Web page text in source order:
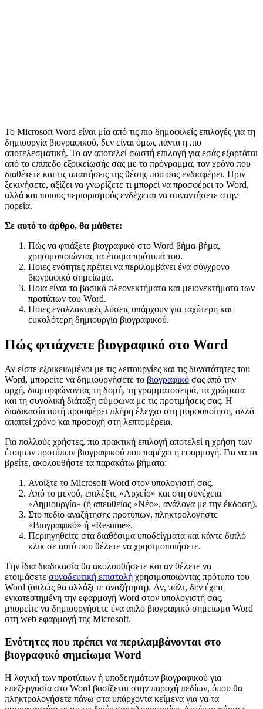
Το Microsoft Word είναι μία από τις πιο δημοφιλείς επιλογές για τη
δημιουργία βιογραφικού, δεν είναι όμως πάντα η πιο
αποτελεσματική. Το αν αποτελεί σωστή επιλογή για εσάς εξαρτάται
από το επίπεδο εξοικείωσής σας με το πρόγραμμα, τον χρόνο που
διαθέτετε και τις απαιτήσεις της θέσης που σας ενδιαφέρει. Πριν
ξεκινήσετε, αξίζει να γνωρίζετε τι μπορεί να προσφέρει το Word,
αλλά και ποιους περιορισμούς ενδέχεται να συναντήσετε στην
πορεία.
Σε αυτό το άρθρο, θα μάθετε:
Πώς να φτιάξετε βιογραφικό στο Word βήμα-βήμα,
χρησιμοποιώντας τα έτοιμα πρότυπά του.
Ποιες ενότητες πρέπει να περιλαμβάνει ένα σύγχρονο
βιογραφικό σημείωμα.
Ποια είναι τα βασικά πλεονεκτήματα και μειονεκτήματα των
προτύπων του Word.
Ποιες εναλλακτικές λύσεις υπάρχουν για ταχύτερη και
ευκολότερη δημιουργία βιογραφικού.
Πώς φτιάχνετε βιογραφικό στο Word
Αν είστε εξοικειωμένοι με τις λειτουργίες και τις δυνατότητες του
Word, μπορείτε να δημιουργήσετε το βιογραφικό σας από την
αρχή, διαμορφώνοντας τη δομή, τη γραμματοσειρά, τα χρώματα
και τη συνολική διάταξη σύμφωνα με τις προτιμήσεις σας. Η
διαδικασία αυτή προσφέρει πλήρη έλεγχο στη μορφοποίηση, αλλά
απαιτεί χρόνο και προσοχή στη λεπτομέρεια.
Για πολλούς χρήστες, πιο πρακτική επιλογή αποτελεί η χρήση των
έτοιμων προτύπων βιογραφικού που παρέχει η εφαρμογή. Για να τα
βρείτε, ακολουθήστε τα παρακάτω βήματα:
Ανοίξτε το Microsoft Word στον υπολογιστή σας.
Από το μενού, επιλέξτε «Αρχείο» και στη συνέχεια
«Δημιουργία» (ή απευθείας «Νέο», ανάλογα με την έκδοση).
Στο πεδίο αναζήτησης προτύπων, πληκτρολογήστε
«Βιογραφικό» ή «Resume».
Περιηγηθείτε στα διαθέσιμα υποδείγματα και κάντε διπλό
κλικ σε αυτό που θέλετε να χρησιμοποιήσετε.
Tην ίδια διαδικασία θα ακολουθήσετε και αν θέλετε να
ετοιμάσετε συνοδευτική επιστολή χρησιμοποιώντας πρότυπο του
Word (απλώς θα αλλάξετε αναζήτηση). Αν, πάλι, δεν έχετε
εγκατεστημένη την εφαρμογή Word στον υπολογιστή σας,
μπορείτε να δημιουργήσετε ένα απλό βιογραφικό σημείωμα Word
στη web εφαρμογή της Microsoft.
Ενότητες που πρέπει να περιλαμβάνονται στο
βιογραφικό σημείωμα Word
Η λογική των προτύπων ή υποδειγμάτων βιογραφικού για
επεξεργασία στο Word βασίζεται στην παροχή πεδίων, όπου θα
πληκτρολογήσετε πάνω στα υπάρχοντα κείμενα για να τα